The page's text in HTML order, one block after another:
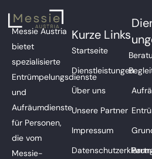
Messie Austria
bietet
spezialisierte
Entrümpelungsdienste
und
Aufräumdienste
für Personen,
die vom
Messie-
Kurze Links
Startseite
Dienstleistungen
Über uns
Unsere Partner
Impressum